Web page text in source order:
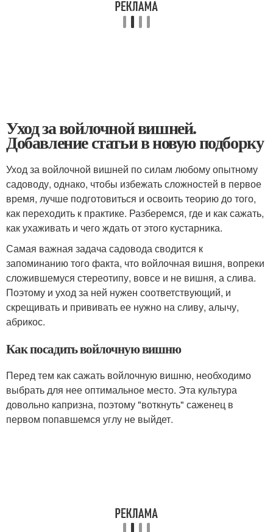
Уход за войлочной вишней.
Добавление статьи в новую подборку
Уход за войлочной вишней по силам любому опытному
садоводу, однако, чтобы избежать сложностей в первое
время, лучше подготовиться и освоить теорию до того,
как переходить к практике. Разберемся, где и как сажать,
как ухаживать и чего ждать от этого кустарника.
Самая важная задача садовода сводится к
запоминанию того факта, что войлочная вишня, вопреки
сложившемуся стереотипу, вовсе и не вишня, а слива.
Поэтому и уход за ней нужен соответствующий, и
скрещивать и прививать ее нужно на сливу, алычу,
абрикос.
Как посадить войлочную вишню
Перед тем как сажать войлочную вишню, необходимо
выбрать для нее оптимальное место. Эта культура
довольно капризна, поэтому "воткнуть" саженец в
первом попавшемся углу не выйдет.